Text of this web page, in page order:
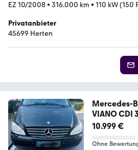
EZ 10/2008• 316.000 km • 110 kW (150
Privatanbieter
45699 Herten
Mercedes-
10.999 €
Ohne